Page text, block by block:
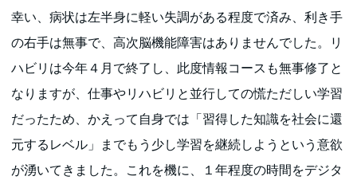
幸い、病状は左半身に軽い失調がある程度で済み、利き手
の右手は無事で、高次脳機能障害はありませんでした。リ
ハビリは今年４月で終了し、此度情報コースも無事修了と
なりますが、仕事やリハビリと並行しての慌ただしい学習
だったため、かえって自身では「習得した知識を社会に還
元するレベル」までもう少し学習を継続しようという意欲
が湧いてきました。これを機に、１年程度の時間をデジタ